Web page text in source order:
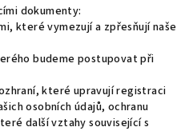
dokumenty:
které vymezují a zpřesňují naše
budeme postupovat při
které upravují registraci
osobních údajů, ochranu
další vztahy související s